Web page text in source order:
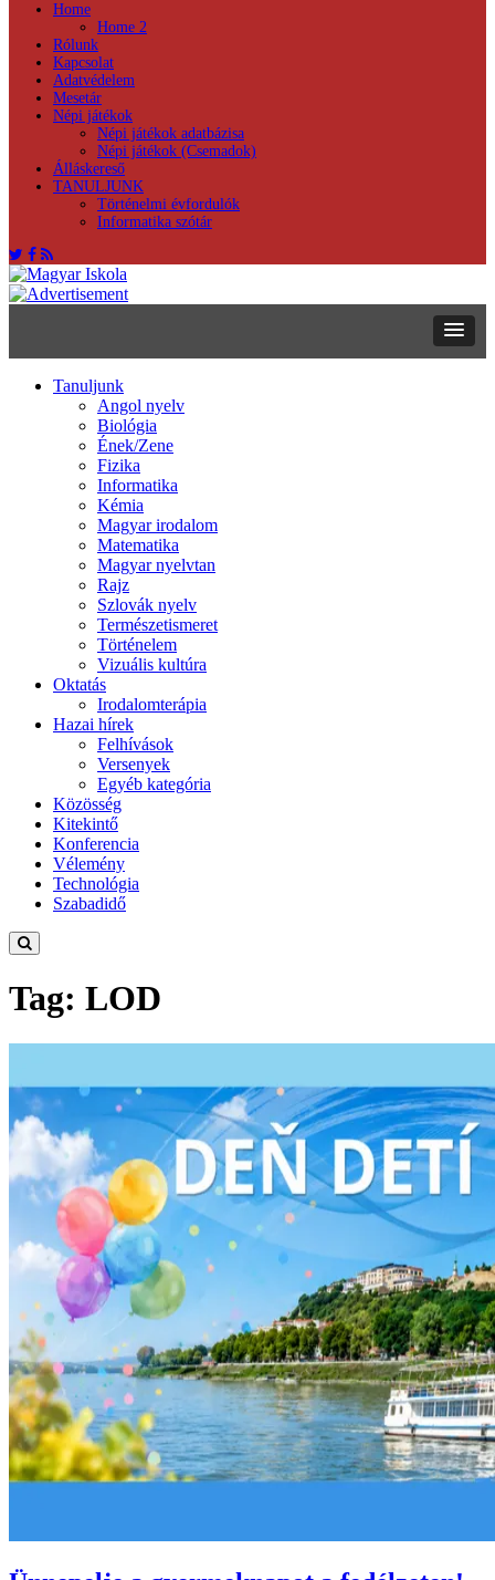
Home
Home 2
Rólunk
Kapcsolat
Adatvédelem
Mesetár
Népi játékok
Népi játékok adatbázisa
Népi játékok (Csemadok)
Álláskereső
TANULJUNK
Történelmi évfordulók
Informatika szótár
Tanuljunk
Angol nyelv
Biológia
Ének/Zene
Fizika
Informatika
Kémia
Magyar irodalom
Matematika
Magyar nyelvtan
Rajz
Szlovák nyelv
Természetismeret
Történelem
Vizuális kultúra
Oktatás
Irodalomterápia
Hazai hírek
Felhívások
Versenyek
Egyéb kategória
Közösség
Kitekintő
Konferencia
Vélemény
Technológia
Szabadidő
Tag: LOD